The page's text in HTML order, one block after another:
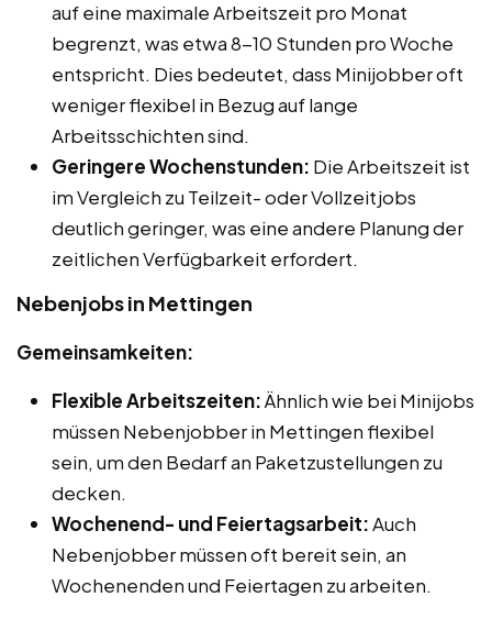
auf eine maximale Arbeitszeit pro Monat
begrenzt, was etwa 8-10 Stunden pro Woche
entspricht. Dies bedeutet, dass Minijobber oft
weniger flexibel in Bezug auf lange
Arbeitsschichten sind.
Geringere Wochenstunden: Die Arbeitszeit ist
im Vergleich zu Teilzeit- oder Vollzeitjobs
deutlich geringer, was eine andere Planung der
zeitlichen Verfügbarkeit erfordert.
Nebenjobs in Mettingen
Gemeinsamkeiten:
Flexible Arbeitszeiten:Ähnlich wie bei Minijobs
müssen Nebenjobber in Mettingen flexibel
sein, um den Bedarf an Paketzustellungen zu
decken.
Wochenend- und Feiertagsarbeit:Auch
Nebenjobber müssen oft bereit sein, an
Wochenenden und Feiertagen zu arbeiten.